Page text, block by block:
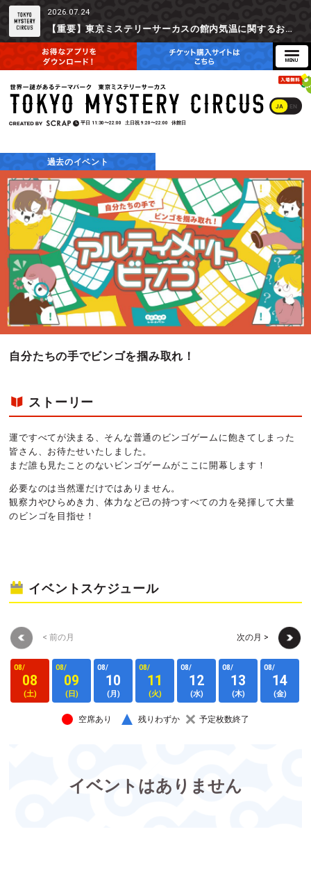
2026.07.24
【重要】東京ミステリーサーカスの館内気温に関するお詫びとご参加辞退時の返金対応について
JA EN
平日 11:30〜22:00 土日祝 9:20〜22:00 休館日
過去のイベント
自分たちの手でビンゴを掴み取れ！
ストーリー
運ですべてが決まる、そんな普通のビンゴゲームに飽きてしまった
皆さん、お待たせいたしました。
まだ誰も見たことのないビンゴゲームがここに開幕します！
必要なのは当然運だけではありません。
観察力やひらめき力、体力など己の持つすべての力を発揮して大量
のビンゴを目指せ！
イベントスケジュール
< 前の月 次の月 >
08/
08
(土)
08/
09
(日)
08/
10
(月)
08/
11
(火)
08/
12
(水)
08/
13
(木)
08/
14
(金)
空席あり 残りわずか 予定枚数終了
イベントはありません